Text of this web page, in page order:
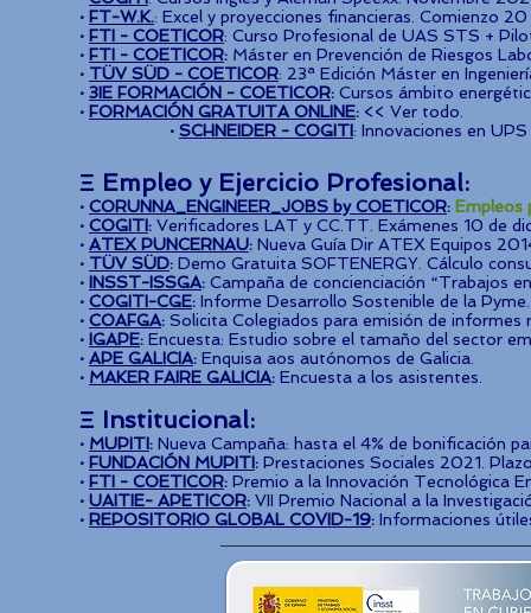
· FT-W.K.: Excel y proyecciones financieras. Comienzo
· FTI - COETICOR: Curso Profesional de UAS STS +
· FTI - COETICOR: Máster en Prevención de Riesgos
· TÜV SÜD - COETICOR: 23ª Edición Máster en
· 3IE FORMACIÓN - COETICOR: Cursos ámbito
· FORMACIÓN GRATUITA ONLINE: << Ver todo.
· SCHNEIDER - COGITI: Innovaciones en
Ξ Empleo y Ejercicio Profesional:
· CORUNNA_ENGINEER_JOBS by COETICOR: Empleos
· COGITI: Verificadores LAT y CC.TT. Exámenes 10 de
· ATEX PUNCERNAU: Nueva Guía Dir ATEX Equipos
· TÜV SÜD: Demo Gratuita SOFTENERGY. Cálculo
· INSST-ISSGA: Campaña de concienciación “Trabajos
· COGITI-CGE: Informe Desarrollo Sostenible de la
· COAFGA: Solicita Colegiados para emisión de
· IGAPE: Encuesta: Estudio sobre el tamaño del sector
· APE GALICIA: Enquisa aos autónomos de Galicia.
· MAKER FAIRE GALICIA: Encuesta a los asistentes.
Ξ Institucional:
· MUPITI: Nueva Campaña: hasta el 4% de bonificación
​· FUNDACIÓN MUPITI: Prestaciones Sociales 2021.
​· FTI - COETICOR: Premio a la Innovación Tecnológica
​· UAITIE- APETICOR: VII Premio Nacional a la
· REPOSITORIO GLOBAL COVID-19: Informaciones